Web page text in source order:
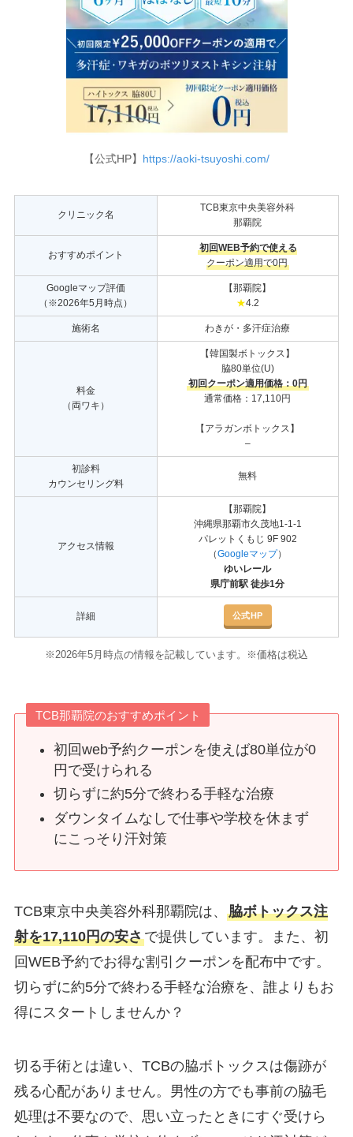
【公式HP】 https://aoki-tsuyoshi.com/
クリニック名
TCB東京中央美容外科
那覇院
おすすめポイント
初回WEB予約で使える
クーポン適用で0円
Googleマップ評価
（※2026年5月時点）
【那覇院】
★4.2
施術名 わきが・多汗症治療
料金
（両ワキ）
【韓国製ボトックス】
脇80単位(U)
初回クーポン適用価格：0円
通常価格：17,110円
【アラガンボトックス】
–
初診料
カウンセリング料
無料
アクセス情報
【那覇院】
沖縄県那覇市久茂地1-1-1
パレットくもじ 9F 902
（Googleマップ）
ゆいレール
県庁前駅 徒歩1分
詳細 公式HP
※2026年5月時点の情報を記載しています。※価格は税込
TCB那覇院のおすすめポイント
初回web予約クーポンを使えば80単位が0
円で受けられる
切らずに約5分で終わる手軽な治療
ダウンタイムなしで仕事や学校を休まず
にこっそり汗対策
TCB東京中央美容外科那覇院は、 脇ボトックス注
射を17,110円の安さで提供しています。また、初
回WEB予約でお得な割引クーポンを配布中です。
切らずに約5分で終わる手軽な治療を、誰よりもお
得にスタートしませんか？
切る手術とは違い、TCBの脇ボトックスは傷跡が
残る心配がありません。男性の方でも事前の脇毛
処理は不要なので、思い立ったときにすぐ受けら